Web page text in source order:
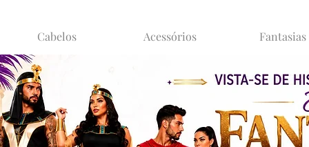
Cabelos Acessórios Fantasias